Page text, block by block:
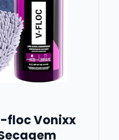
floc Vonixx